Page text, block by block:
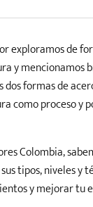
Varios
exploramos de
y mencionamos
dos formas de
como proceso y
Colombia,
tipos, niveles y
y mejorar tu